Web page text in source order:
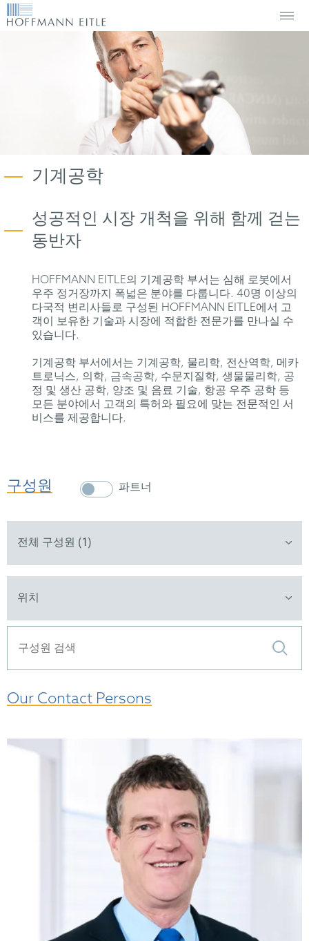
기계공학
성공적인 시장 개척을 위해 함께 걷는
동반자
HOFFMANN EITLE의 기계공학 부서는 심해 로봇에서
우주 정거장까지 폭넓은 분야를 다룹니다. 40명 이상의
다국적 변리사들로 구성된 HOFFMANN EITLE에서 고
객이 보유한 기술과 시장에 적합한 전문가를 만나실 수
있습니다.
기계공학 부서에서는 기계공학, 물리학, 전산역학, 메카
트로닉스, 의학, 금속공학, 수문지질학, 생물물리학, 공
정 및 생산 공학, 양조 및 음료 기술, 항공 우주 공학 등
모든 분야에서 고객의 특허와 필요에 맞는 전문적인 서
비스를 제공합니다.
구성원 파트너
전체 구성원 (1)
위치
Our Contact Persons